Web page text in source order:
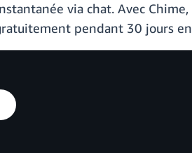
via chat. Avec
pendant 30 jours